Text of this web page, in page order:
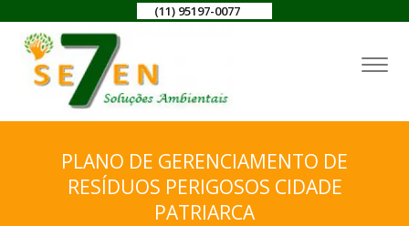
(11) 95197-0077
PLANO DE GERENCIAMENTO DE
RESÍDUOS PERIGOSOS CIDADE
PATRIARCA